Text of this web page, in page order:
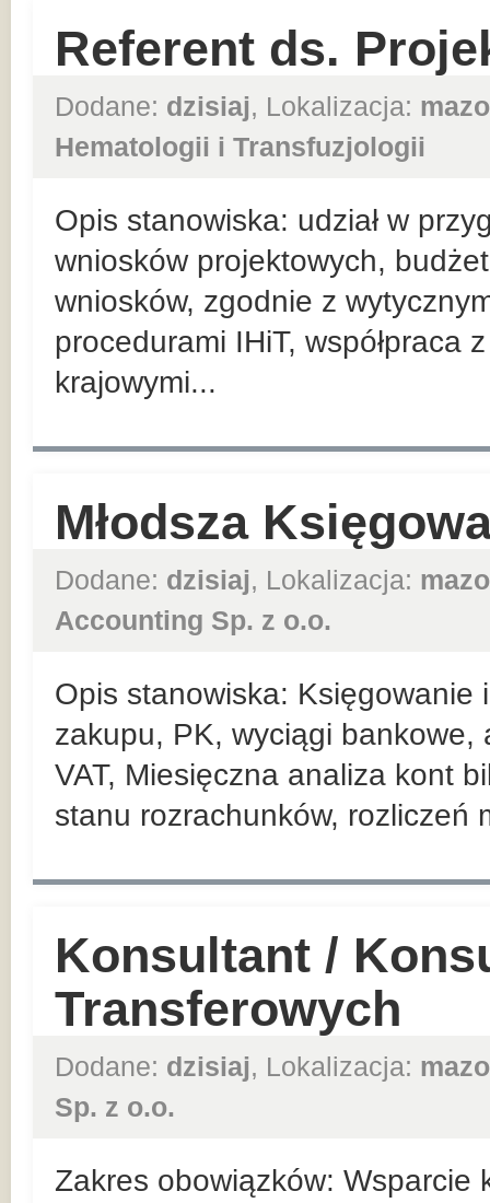
Referent ds.
Dodane: dzisiaj, Lokalizacja:
Hematologii i Transfuzjologii
Opis stanowiska: udział w
wniosków projektowych,
wniosków, zgodnie z
procedurami IHiT, współpraca
krajowymi...
Młodsza
Dodane: dzisiaj, Lokalizacja:
Accounting Sp. z o.o.
Opis stanowiska: Księgowanie
zakupu, PK, wyciągi
VAT, Miesięczna analiza kont
stanu rozrachunków, rozliczeń
Konsultant /
Transferowych
Dodane: dzisiaj, Lokalizacja:
Sp. z o.o.
Zakres obowiązków: Wsparcie